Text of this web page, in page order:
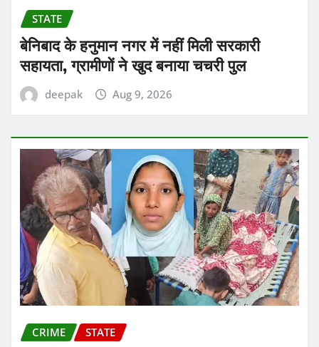
STATE
बेनिबाद के हनुमान नगर में नहीं मिली सरकारी
सहायता, ग्रामीणों ने खुद बनाया चचरी पुल
deepak Aug 9, 2026
CRIME STATE